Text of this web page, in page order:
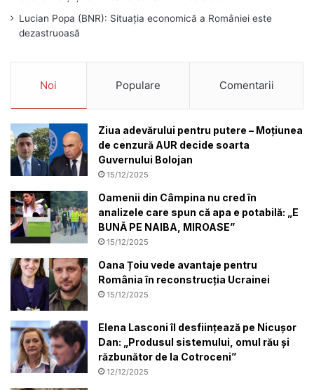
Lucian Popa (BNR): Situația economică a României este
dezastruoasă
Noi Populare Comentarii
Ziua adevărului pentru putere – Moțiunea
de cenzură AUR decide soarta
Guvernului Bolojan
15/12/2025
Oamenii din Câmpina nu cred în
analizele care spun că apa e potabilă: „E
BUNĂ PE NAIBA, MIROASE”
15/12/2025
Oana Țoiu vede avantaje pentru
România în reconstrucția Ucrainei
15/12/2025
Elena Lasconi îl desființează pe Nicușor
Dan: „Produsul sistemului, omul rău și
răzbunător de la Cotroceni”
12/12/2025